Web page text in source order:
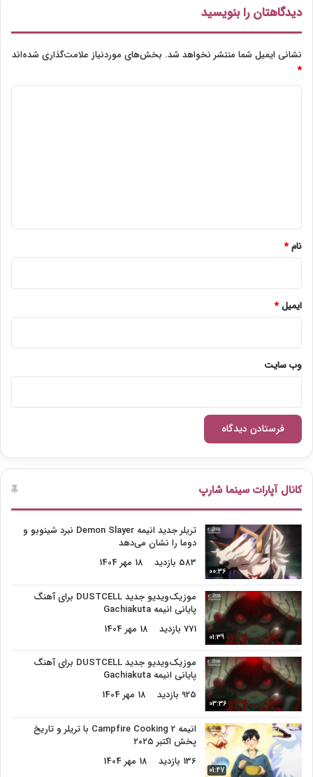
دیدگاهتان را بنویسید
نشانی ایمیل شما منتشر نخواهد شد. بخش‌های موردنیاز علامت‌گذاری شده‌اند
*
نام*
ایمیل*
وب‌ سایت
کانال آپارات سینما شارپ
00:36
تریلر جدید انیمه Demon Slayer نبرد شینوبو و
دوما را نشان می‌دهد
583 بازدید
18 مهر 1404
01:39
موزیک‌ویدیو جدید DUSTCELL برای آهنگ
پایانی انیمه Gachiakuta
771 بازدید
18 مهر 1404
03:36
موزیک‌ویدیو جدید DUSTCELL برای آهنگ
پایانی انیمه Gachiakuta
925 بازدید
18 مهر 1404
01:47
انیمه Campfire Cooking 2 با تریلر و تاریخ
پخش اکتبر ۲۰۲۵
136 بازدید
18 مهر 1404